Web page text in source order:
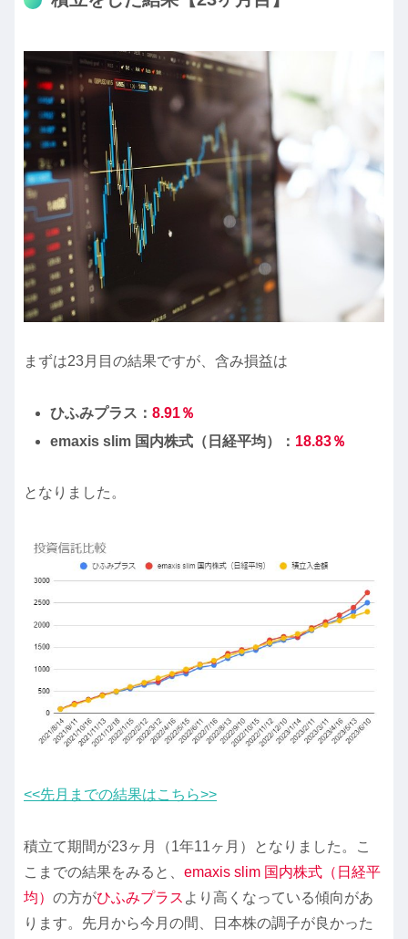
まずは23月目の結果ですが、含み損益は
ひふみプラス：8.91％
emaxis slim 国内株式（日経平均）： 18.83％
となりました。
<<先月までの結果はこちら>>
積立て期間が23ヶ月（1年11ヶ月）となりました。こ
こまでの結果をみると、 emaxis slim 国内株式（日経平
均） の方がひふみプラス より高くなっている傾向があ
ります。先月から今月の間、日本株の調子が良かった